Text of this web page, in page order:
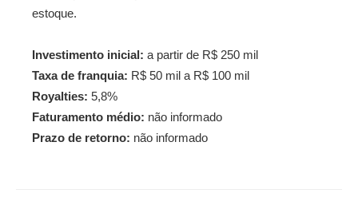
estoque.
Investimento inicial: a partir de R$ 250 mil
Taxa de franquia: R$ 50 mil a R$ 100 mil
Royalties: 5,8%
Faturamento médio: não informado
Prazo de retorno: não informado